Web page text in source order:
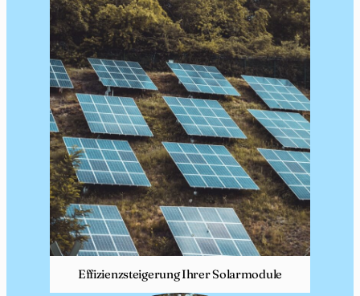
Effizienzsteigerung Ihrer Solarmodule